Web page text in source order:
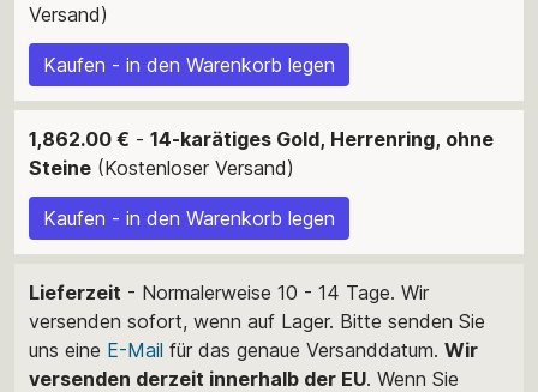
Versand)
Kaufen - in den Warenkorb legen
1,862.00 € - 14-karätiges Gold, Herrenring, ohne
Steine (Kostenloser Versand)
Kaufen - in den Warenkorb legen
Lieferzeit - Normalerweise 10 - 14 Tage. Wir
versenden sofort, wenn auf Lager. Bitte senden Sie
uns eine E-Mail für das genaue Versanddatum. Wir
versenden derzeit innerhalb der EU. Wenn Sie